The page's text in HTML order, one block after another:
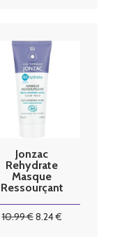
Jonzac
Rehydrate
Masque
Ressourçant
10.99€8.24€